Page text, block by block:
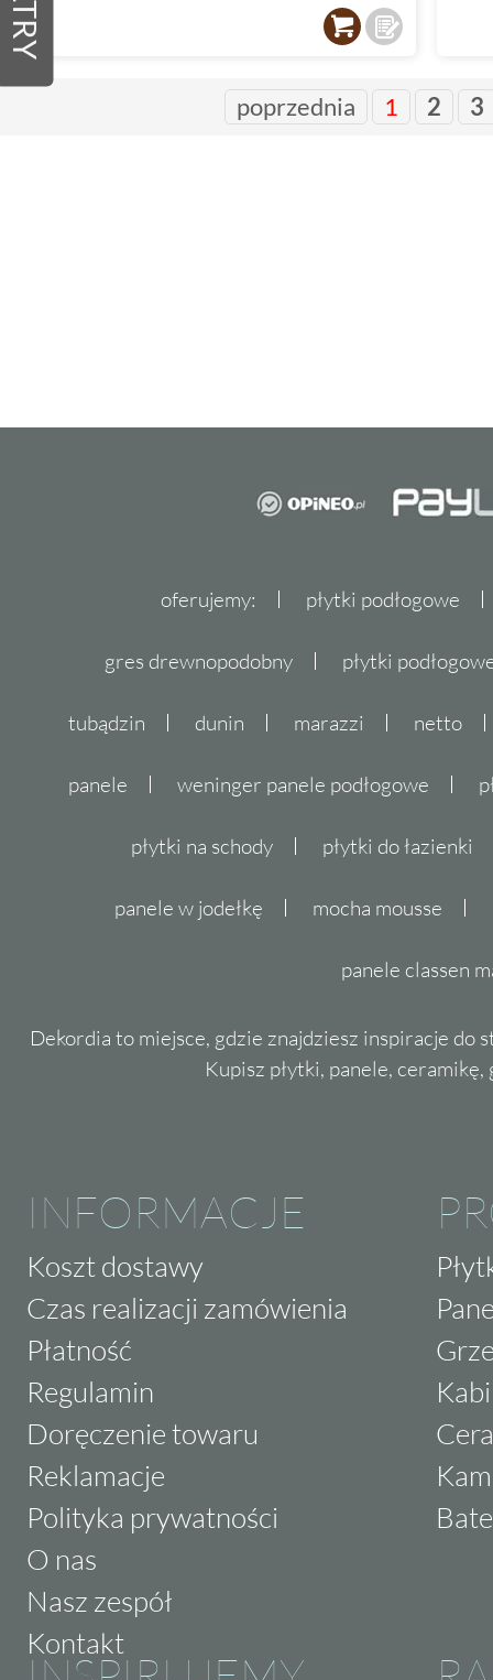
poprzednia 1 2 3
oferujemy: płytki podłogowe
gres drewnopodobny płytki
tubądzin dunin marazzi netto
panele weninger panele podłogowe
płytki na schody płytki do łazienki
panele w jodełkę mocha mousse
panele classen
Dekordia to miejsce, gdzie znajdziesz inspiracje do
Kupisz płytki, panele,
INFORMACJE
Koszt dostawy
Czas realizacji zamówienia
Płatność
Regulamin
Doręczenie towaru
Reklamacje
Polityka prywatności
O nas
Nasz zespół
Kontakt